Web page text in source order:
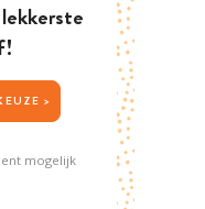
JOUW NIEUWSBRIEFKEUZE >
mogelijk